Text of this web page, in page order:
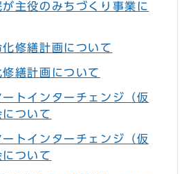
主役のみちづくり事業に
修繕計画について
繕計画について
トインターチェンジ（仮
ついて
トインターチェンジ（仮
ついて